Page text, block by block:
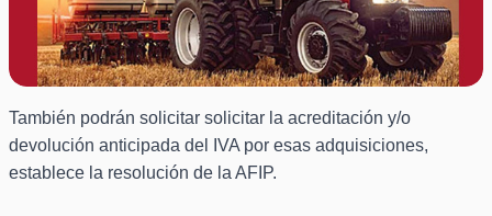
También podrán solicitar solicitar la acreditación y/o
devolución anticipada del IVA por esas adquisiciones,
establece la resolución de la AFIP.